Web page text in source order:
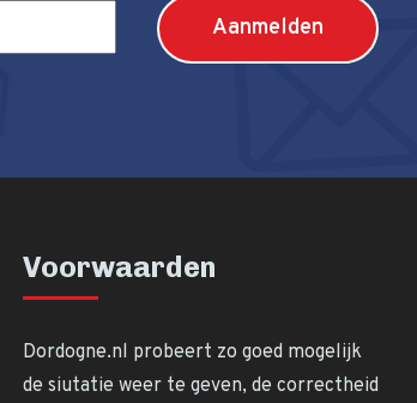
Voorwaarden
Dordogne.nl probeert zo goed mogelijk
de siutatie weer te geven, de correctheid